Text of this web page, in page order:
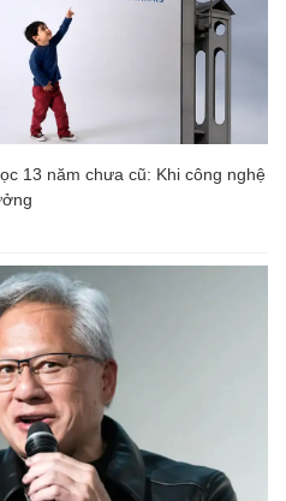
13 năm chưa cũ: Khi công nghệ